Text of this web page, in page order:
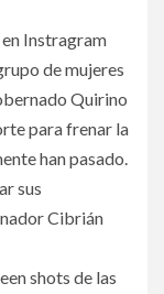
en Instragram
de mujeres
Quirino
para frenar la
han pasado.
sus
Cibrián
shots de las